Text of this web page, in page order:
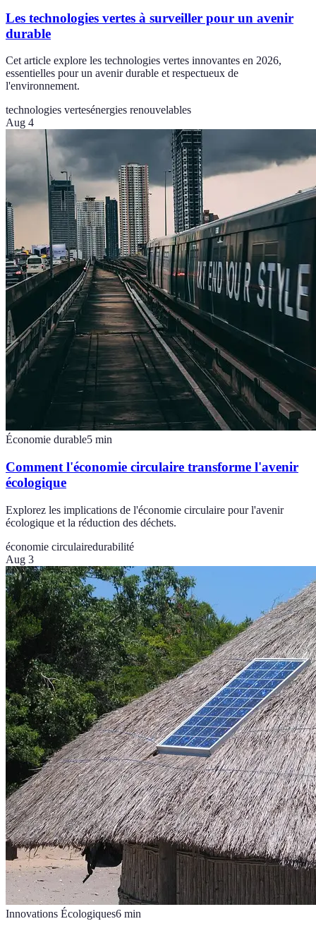
Les technologies vertes à surveiller pour un avenir
durable
Cet article explore les technologies vertes innovantes en 2026,
essentielles pour un avenir durable et respectueux de
l'environnement.
technologies vertesénergies renouvelables
Aug 4
Économie durable5 min
Comment l'économie circulaire transforme l'avenir
écologique
Explorez les implications de l'économie circulaire pour l'avenir
écologique et la réduction des déchets.
économie circulairedurabilité
Aug 3
Innovations Écologiques6 min